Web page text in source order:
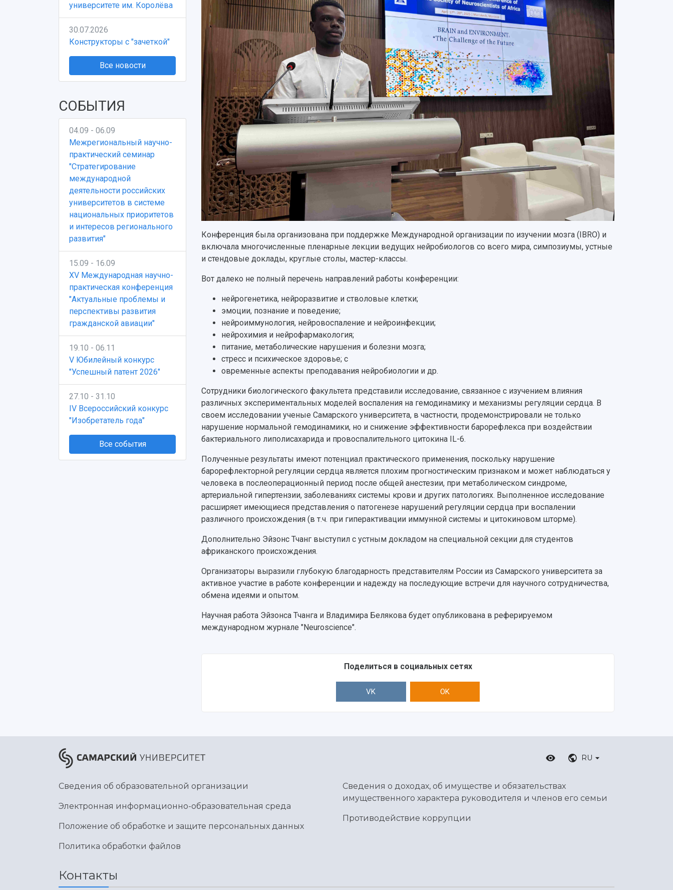
университете им. Королёва
30.07.2026
Конструкторы с "зачеткой"
Все новости
СОБЫТИЯ
04.09 - 06.09
Межрегиональный научно-
практический семинар
"Стратегирование
международной
деятельности российских
университетов в системе
национальных приоритетов
и интересов регионального
развития"
15.09 - 16.09
XV Международная научно-
практическая конференция
"Актуальные проблемы и
перспективы развития
гражданской авиации"
19.10 - 06.11
V Юбилейный конкурс
"Успешный патент 2026"
27.10 - 31.10
IV Всероссийский конкурс
"Изобретатель года"
Все события
Конференция была организована при поддержке Международной организации по изучении мозга (IBRO) и
включала многочисленные пленарные лекции ведущих нейробиологов со всего мира, симпозиумы, устные
и стендовые доклады, круглые столы, мастер-классы.
Вот далеко не полный перечень направлений работы конференции:
нейрогенетика, нейроразвитие и стволовые клетки;
эмоции, познание и поведение;
нейроиммунология, нейровоспаление и нейроинфекции;
нейрохимия и нейрофармакология;
питание, метаболические нарушения и болезни мозга;
стресс и психическое здоровье; с
овременные аспекты преподавания нейробиологии и др.
Сотрудники биологического факультета представили исследование, связанное с изучением влияния
различных экспериментальных моделей воспаления на гемодинамику и механизмы регуляции сердца. В
своем исследовании ученые Самарского университета, в частности, продемонстрировали не только
нарушение нормальной гемодинамики, но и снижение эффективности барорефлекса при воздействии
бактериального липолисахарида и провоспалительного цитокина IL-6.
Полученные результаты имеют потенциал практического применения, поскольку нарушение
барорефлекторной регуляции сердца является плохим прогностическим признаком и может наблюдаться у
человека в послеоперационный период после общей анестезии, при метаболическом синдроме,
артериальной гипертензии, заболеваниях системы крови и других патологиях. Выполненное исследование
расширяет имеющиеся представления о патогенезе нарушений регуляции сердца при воспалении
различного происхождения (в т.ч. при гиперактивации иммунной системы и цитокиновом шторме).
Дополнительно Эйзонс Тчанг выступил с устным докладом на специальной секции для студентов
африканского происхождения.
Организаторы выразили глубокую благодарность представителям России из Самарского университета за
активное участие в работе конференции и надежду на последующие встречи для научного сотрудничества,
обмена идеями и опытом.
Научная работа Эйзонса Тчанга и Владимира Белякова будет опубликована в реферируемом
международном журнале "Neuroscience".
Поделиться в социальных сетях
VK OK
RU
Сведения об образовательной организации
Электронная информационно-образовательная среда
Положение об обработке и защите персональных данных
Политика обработки файлов
Сведения о доходах, об имуществе и обязательствах
имущественного характера руководителя и членов его семьи
Противодействие коррупции
Контакты